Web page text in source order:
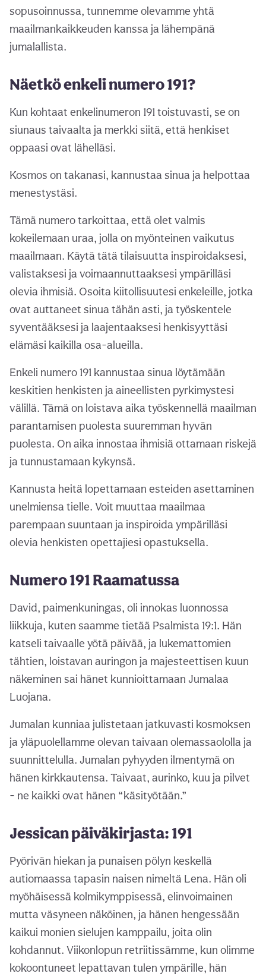
sopusoinnussa, tunnemme olevamme yhtä
maailmankaikkeuden kanssa ja lähempänä
jumalallista.
Näetkö enkeli numero 191?
Kun kohtaat enkelinumeron 191 toistuvasti, se on
siunaus taivaalta ja merkki siitä, että henkiset
oppaasi ovat lähelläsi.
Kosmos on takanasi, kannustaa sinua ja helpottaa
menestystäsi.
Tämä numero tarkoittaa, että olet valmis
kokeilemaan uraa, jolla on myönteinen vaikutus
maailmaan. Käytä tätä tilaisuutta inspiroidaksesi,
valistaksesi ja voimaannuttaaksesi ympärilläsi
olevia ihmisiä. Osoita kiitollisuutesi enkeleille, jotka
ovat auttaneet sinua tähän asti, ja työskentele
syventääksesi ja laajentaaksesi henkisyyttäsi
elämäsi kaikilla osa-alueilla.
Enkeli numero 191 kannustaa sinua löytämään
keskitien henkisten ja aineellisten pyrkimystesi
välillä. Tämä on loistava aika työskennellä maailman
parantamisen puolesta suuremman hyvän
puolesta. On aika innostaa ihmisiä ottamaan riskejä
ja tunnustamaan kykynsä.
Kannusta heitä lopettamaan esteiden asettaminen
unelmiensa tielle. Voit muuttaa maailmaa
parempaan suuntaan ja inspiroida ympärilläsi
olevia henkisten opettajiesi opastuksella.
Numero 191 Raamatussa
David, paimenkuningas, oli innokas luonnossa
liikkuja, kuten saamme tietää Psalmista 19:1. Hän
katseli taivaalle yötä päivää, ja lukemattomien
tähtien, loistavan auringon ja majesteettisen kuun
näkeminen sai hänet kunnioittamaan Jumalaa
Luojana.
Jumalan kunniaa julistetaan jatkuvasti kosmoksen
ja yläpuolellamme olevan taivaan olemassaololla ja
suunnittelulla. Jumalan pyhyyden ilmentymä on
hänen kirkkautensa. Taivaat, aurinko, kuu ja pilvet
- ne kaikki ovat hänen “käsityötään.”
Jessican päiväkirjasta: 191
Pyörivän hiekan ja punaisen pölyn keskellä
autiomaassa tapasin naisen nimeltä Lena. Hän oli
myöhäisessä kolmikymppisessä, elinvoimainen
mutta väsyneen näköinen, ja hänen hengessään
kaikui monien sielujen kamppailu, joita olin
kohdannut. Viikonlopun retriitissämme, kun olimme
kokoontuneet lepattavan tulen ympärille, hän